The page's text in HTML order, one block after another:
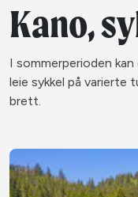
Kano,
I sommerperioden kan
leie sykkel på varierte
brett.